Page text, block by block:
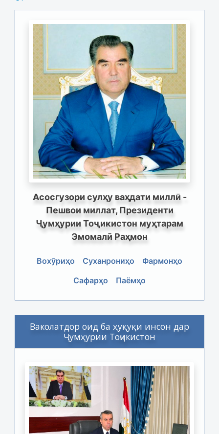
Асосгузори сулҳу ваҳдати миллӣ -
Пешвои миллат, Президенти
Ҷумҳурии Тоҷикистон муҳтарам
Эмомалӣ Раҳмон
Вохӯриҳо Суханрониҳо
Фармонҳо
Сафарҳо
Паёмҳо
Ваколатдор оид ба ҳуқуқи инсон дар
Ҷумҳурии Тоҷикистон